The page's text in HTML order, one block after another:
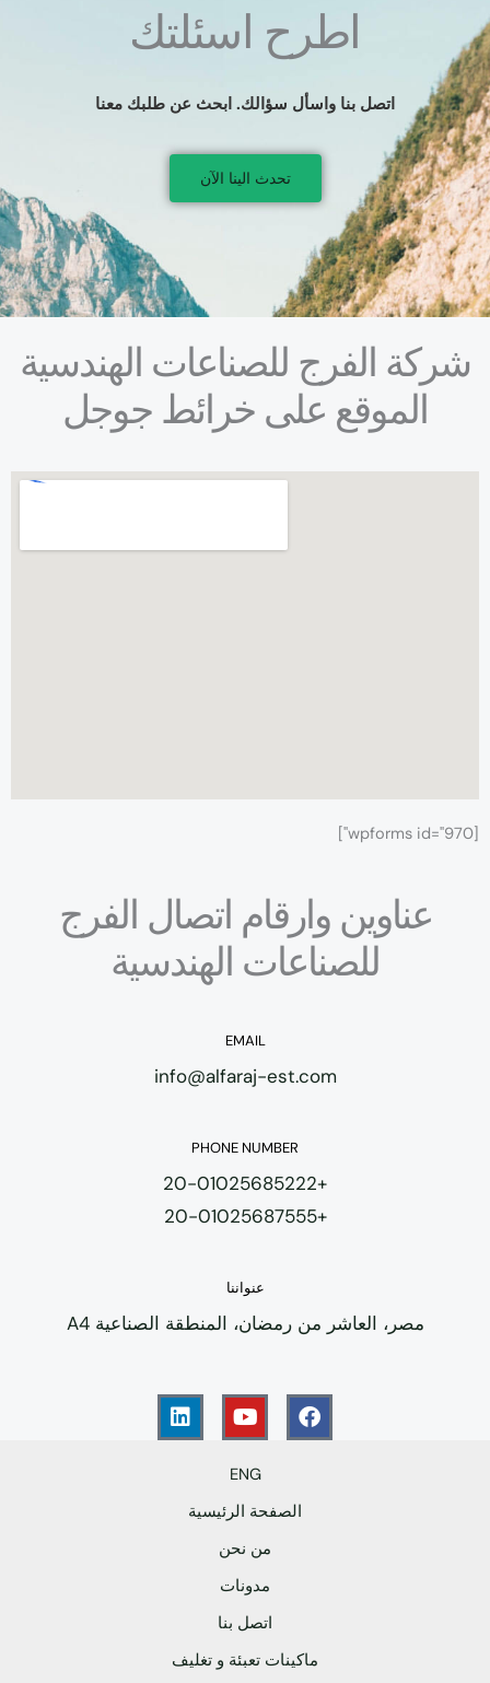
اطرح اسئلتك
اتصل بنا واسأل سؤالك. ابحث عن طلبك معنا
تحدث الينا الآن
عناوين وارقام اتصال الفرج
للصناعات الهندسية
EMAIL
info@alfaraj-est.com
PHONE NUMBER
+20-01025685222
+20-01025687555
عنواننا
مصر، العاشر من رمضان، المنطقة الصناعية A4
F
a
c
o
o
Y
o
u
u
b
e
L
i
n
شركة الفرج للصناعات الهندسية
الموقع على خرائط جوجل
[wpforms id="970"]
ENG
الصفحة الرئيسية
من نحن
مدونات
اتصل بنا
ماكينات تعبئة و تغليف